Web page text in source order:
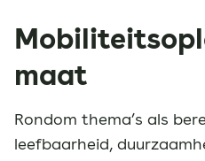
maat
Rondom thema’s als
leefbaarheid,